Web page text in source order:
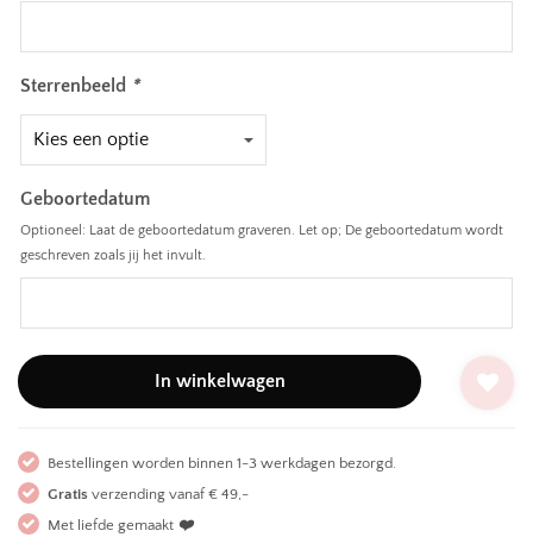
Sterrenbeeld *
Geboortedatum
Optioneel: Laat de geboortedatum graveren. Let op; De geboortedatum wordt
geschreven zoals jij het invult.
In winkelwagen
Bestellingen worden binnen 1-3 werkdagen bezorgd.
Gratis verzending vanaf € 49,-
Met liefde gemaakt ❤️